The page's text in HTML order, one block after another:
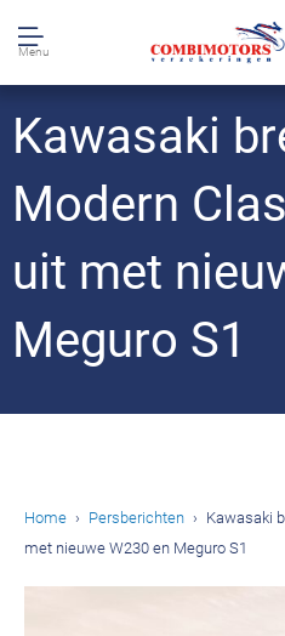
Menu
Kawasaki
Modern
uit met
Meguro S1
Home Persberichten
Kawasaki
met nieuwe W230 en Meguro S1